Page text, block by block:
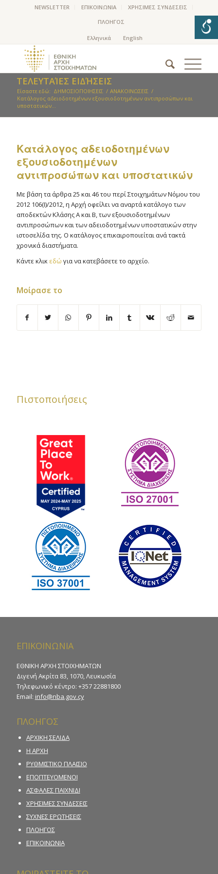
NEWSLETTER ΕΠΙΚΟΙΝΩΝΙΑ
ΧΡΗΣΙΜΕΣ ΣΥΝΔΕΣΕΙΣ
ΠΛΟΗΓΟΣ
ΤΕΛΕΥΤΑΊΕΣ ΕΙΔΉΣΕΙΣ
Είσαστε εδώ: ΔΗΜΟΣΙΟΠΟΙΗΣΕΙΣ / ΑΝΑΚΟΙΝΩΣΕΙΣ /
Kατάλογος αδειοδοτημένων εξουσιοδοτημένων αντιπροσώπων και
υποστατικών...
Kατάλογος αδειοδοτημένων
εξουσιοδοτημένων
αντιπροσώπων και υποστατικών
Με βάση τα άρθρα 25 και 46 του περί Στοιχημάτων Νόμου του
2012 106(Ι)/2012, η Αρχή οφείλει να αναρτά κατάλογο των
αποδεκτών Κλάσης Α και Β, των εξουσιοδοτημένων
αντιπροσώπων και των αδειοδοτημένων υποστατικών στην
ιστοσελίδα της. Ο κατάλογος επικαιροποιείται ανά τακτά
χρονικά διαστήματα.
Κάντε κλικ εδώ για να κατεβάσετε το αρχείο.
Μοίρασε το
Πιστοποιήσεις
ΕΠΙΚΟΙΝΩΝΙΑ
ΕΘΝΙΚΗ ΑΡΧΗ ΣΤΟΙΧΗΜΑΤΩΝ
Διγενή Ακρίτα 83, 1070, Λευκωσία
Τηλεφωνικό κέντρο: +357 22881800
Email: info@nba.gov.cy
ΠΛΟΗΓΟΣ
ΑΡΧΙΚΗ ΣΕΛΙΔΑ
Η ΑΡΧΗ
ΡΥΘΜΙΣΤΙΚΟ ΠΛΑΙΣΙΟ
ΕΠΟΠΤΕΥΟΜΕΝΟΙ
ΑΣΦΑΛΕΣ ΠΑΙΧΝΙΔΙ
ΧΡΗΣΙΜΕΣ ΣΥΝΔΕΣΕΙΣ
ΣΥΧΝΕΣ ΕΡΩΤΗΣΕΙΣ
ΠΛΟΗΓΟΣ
ΕΠΙΚΟΙΝΩΝΙΑ